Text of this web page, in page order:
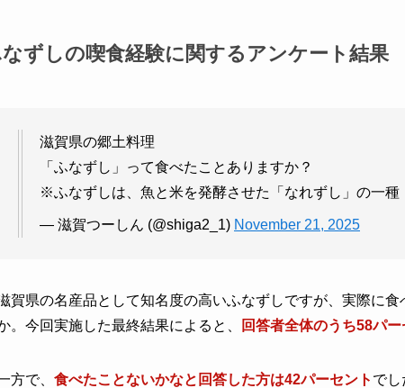
ずしの喫食経験に関するアンケート結果
滋賀県の郷土料理
「ふなずし」って食べたことありますか？
※ふなずしは、魚と米を発酵させた「なれずし」の一種
— 滋賀つーしん (@shiga2_1) November 21, 2025
賀県の名産品として知名度の高いふなずしですが、実際に
。今回実施した最終結果によると、
回答者全体のうち58パ
方で、 食べたことないかなと回答した方は42パーセント で